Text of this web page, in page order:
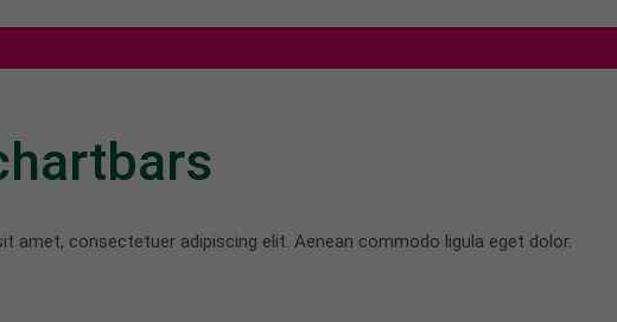
amet, consectetuer adipiscing elit. Aenean commodo ligula eget dolor.